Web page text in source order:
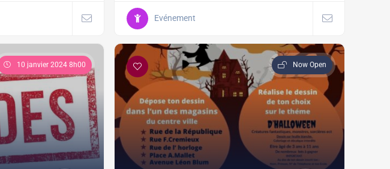
Evénement
10 janvier 2024 8h00 Now Open